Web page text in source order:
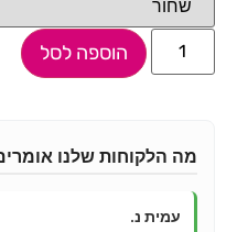
הוספה לסל
מה הלקוחות שלנו
עמית נ.